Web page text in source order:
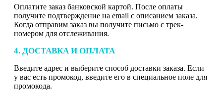
Оплатите заказ банковской картой. После оплаты
получите подтверждение на email с описанием заказа.
Когда отправим заказ вы получите письмо с трек-
номером для отслеживания.
4. ДОСТАВКА И ОПЛАТА
Введите адрес и выберите способ доставки заказа. Если
у вас есть промокод, введите его в специальное поле для
промокода.